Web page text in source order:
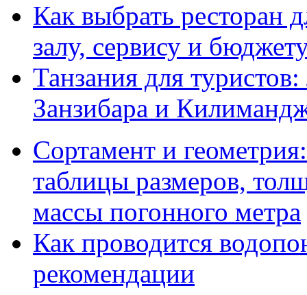
Как выбрать ресторан
залу, сервису и
Танзания для
Занзибара и
Сортамент и
таблицы размеров,
массы погонного метра
Как проводится
рекомендации